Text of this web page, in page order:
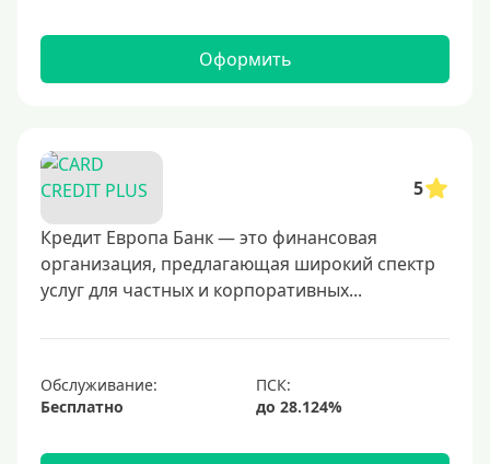
Оформить
5
Кредит Европа Банк — это финансовая
организация, предлагающая широкий спектр
услуг для частных и корпоративных...
Обслуживание:
Бесплатно